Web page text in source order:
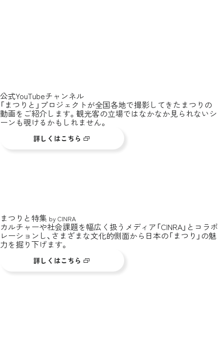
公式YouTubeチャンネル
「まつりと」プロジェクトが全国各地で撮影してきたまつりの
動画をご紹介します。観光客の立場ではなかなか見られないシ
ーンも覗けるかもしれません。
詳しくはこちら
まつりと特集 by CINRA
カルチャーや社会課題を幅広く扱うメディア「CINRA」とコラボ
レーションし、さまざまな文化的側面から日本の「まつり」の魅
力を掘り下げます。
詳しくはこちら